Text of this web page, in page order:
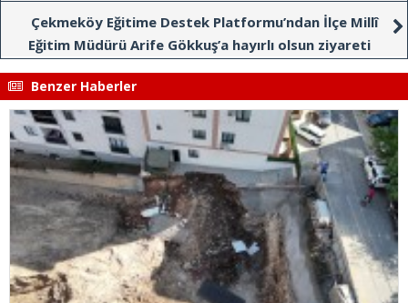
Çekmeköy Eğitime Destek Platformu’ndan İlçe Millî
Eğitim Müdürü Arife Gökkuş’a hayırlı olsun ziyareti
Benzer Haberler